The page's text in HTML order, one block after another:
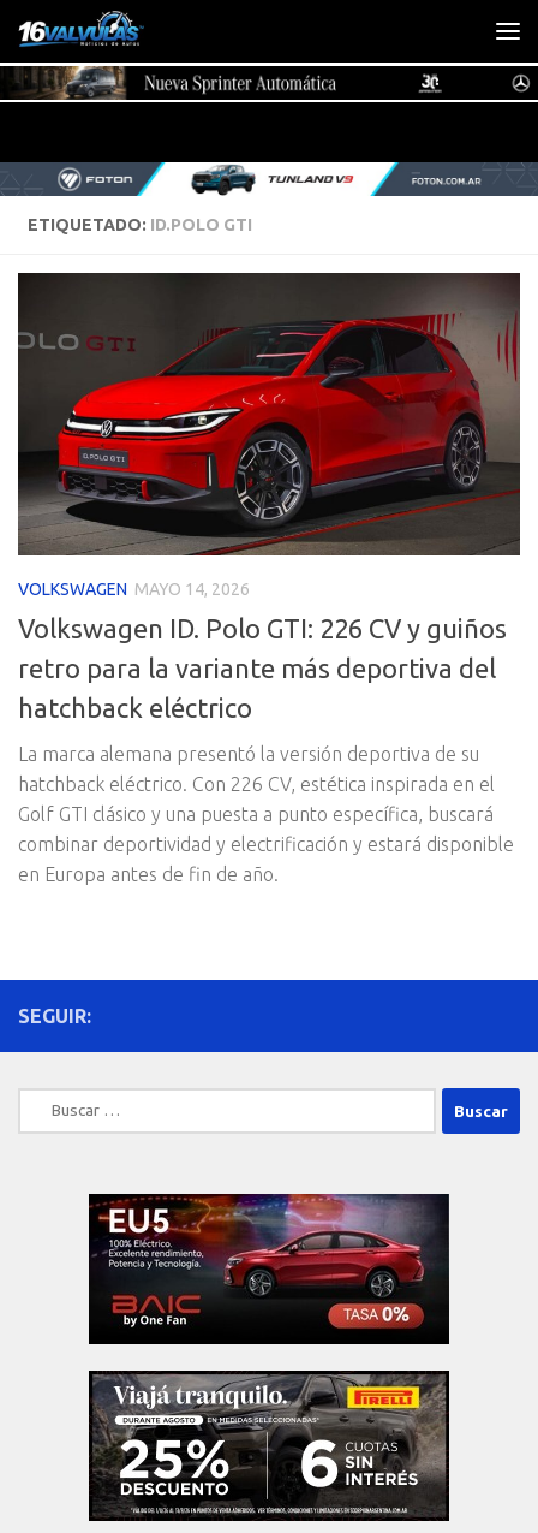
Saltar al contenido
ETIQUETADO: ID.POLO GTI
VOLKSWAGEN MAYO 14, 2026
Volkswagen ID. Polo GTI: 226 CV y guiños
retro para la variante más deportiva del
hatchback eléctrico
La marca alemana presentó la versión deportiva de su
hatchback eléctrico. Con 226 CV, estética inspirada en el
Golf GTI clásico y una puesta a punto específica, buscará
combinar deportividad y electrificación y estará disponible
en Europa antes de fin de año.
SEGUIR:
Buscar: